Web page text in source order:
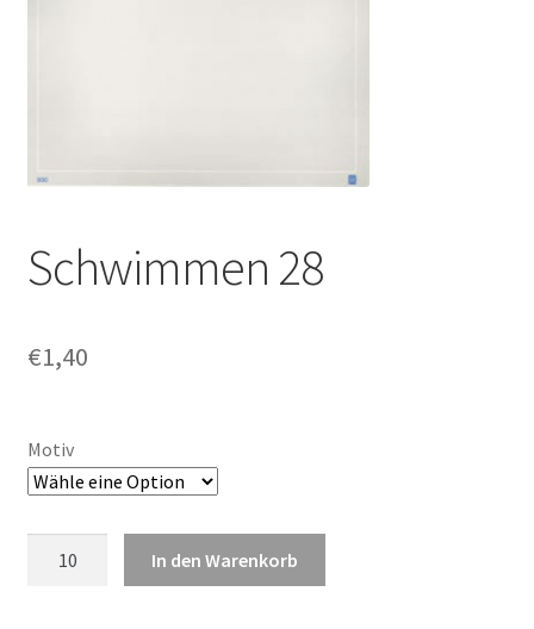
Schwimmen 28
€1,40
Motiv
In den Warenkorb